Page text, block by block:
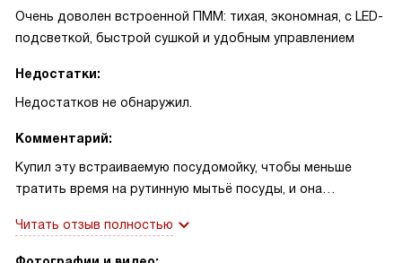
Очень доволен встроенной ПММ: тихая, экономная, с LED-
подсветкой, быстрой сушкой и удобным управлением
Недостатки:
Недостатков не обнаружил.
Комментарий:
Купил эту встраиваемую посудомойку, чтобы меньше
тратить время на рутинную мытьё посуды, и она
нишу встала плотно, управление оказалось интуитивным
— с LED-дисплеем понятнее некуда. Вместимость на
Читать отзыв полностью